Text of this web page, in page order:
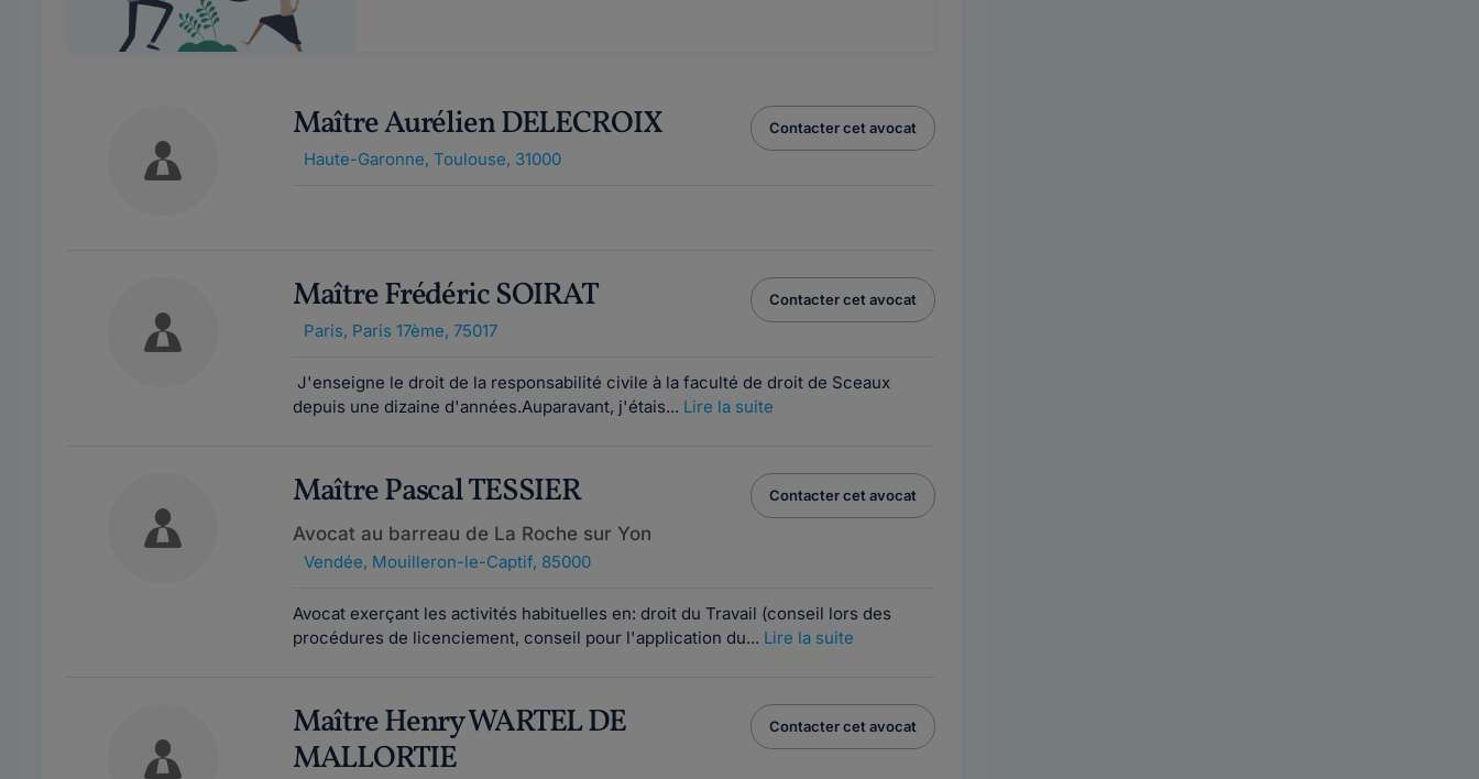
Maître Aurélien DELECROIX
Haute-Garonne, Toulouse, 31000
Contacter cet avocat
Maître Frédéric SOIRAT
Paris, Paris 17ème, 75017
Contacter cet avocat
J'enseigne le droit de la responsabilité civile à la faculté de droit de Sceaux
depuis une dizaine d'années.Auparavant, j'étais... Lire la suite
Maître Pascal TESSIER
Avocat au barreau de La Roche sur Yon
Vendée, Mouilleron-le-Captif, 85000
Contacter cet avocat
Avocat exerçant les activités habituelles en: droit du Travail (conseil lors des
procédures de licenciement, conseil pour l'application du... Lire la suite
Maître Henry WARTEL DE
MALLORTIE
Contacter cet avocat